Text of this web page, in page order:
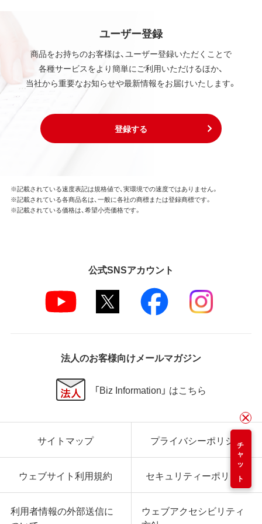
ユーザー登録
商品をお持ちのお客様は、ユーザー登録いただくことで
各種サービスをより簡単にご利用いただけるほか、
当社から重要なお知らせや最新情報をお届けいたします。
登録する
チャット
※記載されている速度表記は規格値で、実環境での速度ではありません。
※記載されている各商品名は、一般に各社の商標または登録商標です。
※記載されている価格は、希望小売価格です。
公式SNSアカウント
法人のお客様向けメールマガジン
「Biz Information」 はこちら
サイトマップ プライバシーポリシー
ウェブサイト利用規約 セキュリティーポリシー
利用者情報の外部送信に
ウェブアクセシビリティ